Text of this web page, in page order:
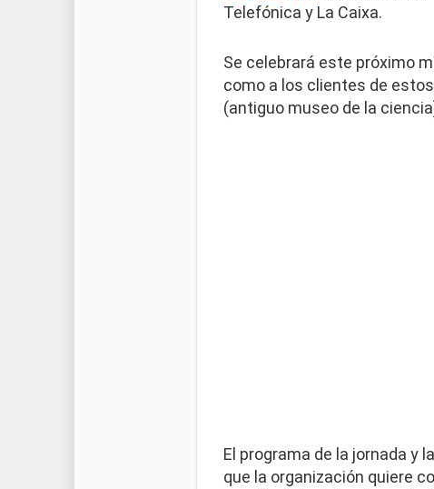
Telefónica y La Caixa.
Se celebrará este próximo
como a los clientes de
(antiguo museo de la
El programa de la jornada y
que la organización quiere